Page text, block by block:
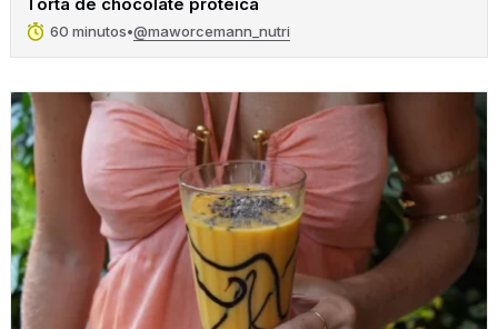
Torta de chocolate proteica
60 minutos•@maworcemann_nutri